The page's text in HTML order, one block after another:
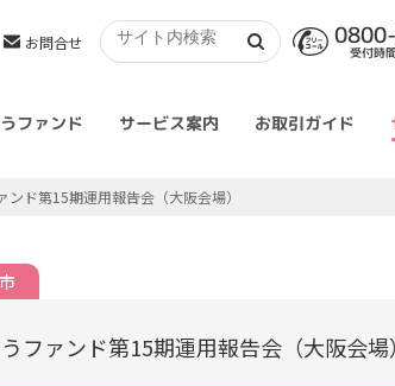
お問合せ
受付時
ファンド サービス案内 お取引ガイド
ンド第15期運用報告会（大阪会場）
ファンド第15期運用報告会（大阪会場）